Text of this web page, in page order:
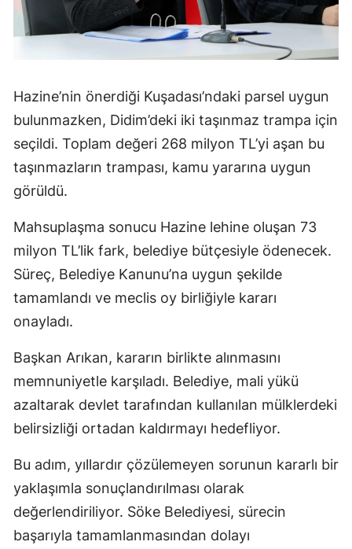
Hazine’nin önerdiği Kuşadası’ndaki parsel uygun
bulunmazken, Didim’deki iki taşınmaz trampa için
seçildi. Toplam değeri 268 milyon TL’yi aşan bu
taşınmazların trampası, kamu yararına uygun
görüldü.
Mahsuplaşma sonucu Hazine lehine oluşan 73
milyon TL’lik fark, belediye bütçesiyle ödenecek.
Süreç, Belediye Kanunu’na uygun şekilde
tamamlandı ve meclis oy birliğiyle kararı
onayladı.
Başkan Arıkan, kararın birlikte alınmasını
memnuniyetle karşıladı. Belediye, mali yükü
azaltarak devlet tarafından kullanılan mülklerdeki
belirsizliği ortadan kaldırmayı hedefliyor.
Bu adım, yıllardır çözülemeyen sorunun kararlı bir
yaklaşımla sonuçlandırılması olarak
değerlendiriliyor. Söke Belediyesi, sürecin
başarıyla tamamlanmasından dolayı